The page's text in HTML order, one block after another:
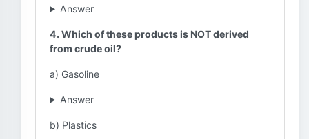
Answer
4. Which of these products is NOT derived
from crude oil?
a) Gasoline
Answer
b) Plastics